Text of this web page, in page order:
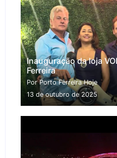
Inauguração da loja
Ferreira
Por Porto Ferreira Hoje
13 de outubro de 2025